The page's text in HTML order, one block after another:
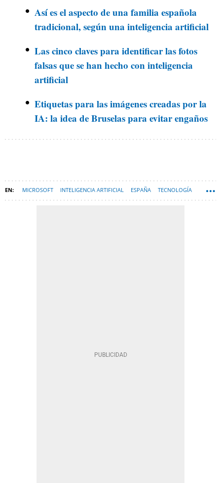
Así es el aspecto de una familia española
tradicional, según una inteligencia artificial
Las cinco claves para identificar las fotos
falsas que se han hecho con inteligencia
artificial
Etiquetas para las imágenes creadas por la
IA: la idea de Bruselas para evitar engaños
MICROSOFT INTELIGENCIA ARTIFICIAL ESPAÑA TECNOLOGÍA